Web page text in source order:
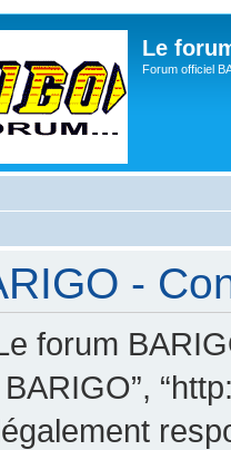
Le
Forum officiel
-
forum
BARIGO”,